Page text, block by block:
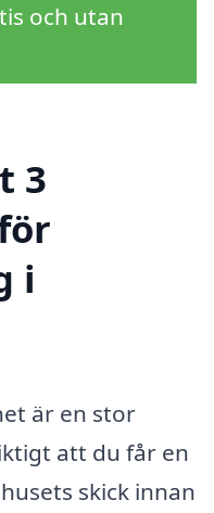
och utan
3
i
är en stor
att du får en
skick innan